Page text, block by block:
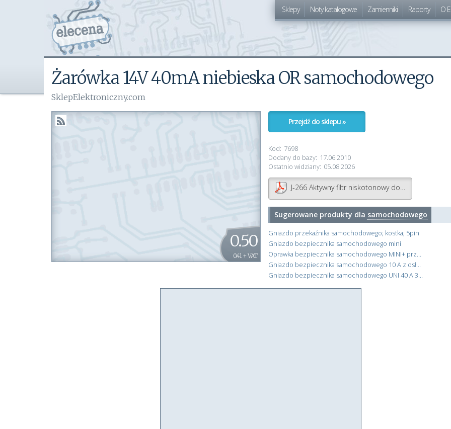
Sklepy Noty katalogowe Zamienniki Raporty O
Żarówka 14V 40mA niebieska OR samochodowego
SklepElektroniczny.com
0.50
0.41 + VAT
Przejdź do sklepu »
Kod: 7698
Dodany do bazy: 17.06.2010
Ostatnio widziany: 05.08.2026
Sugerowane produkty dla samochodowego
Gniazdo przekaźnika samochodowego; kostka; 5pin
Gniazdo bezpiecznika samochodowego mini
Oprawka bezpiecznika samochodowego MINI+ przewód
Gniazdo bezpiecznika samochodowego 10 A z osłoną i przewodem 190 mm
Gniazdo bezpiecznika samochodowego UNI 40 A 32 V z przewodem 5 mm²